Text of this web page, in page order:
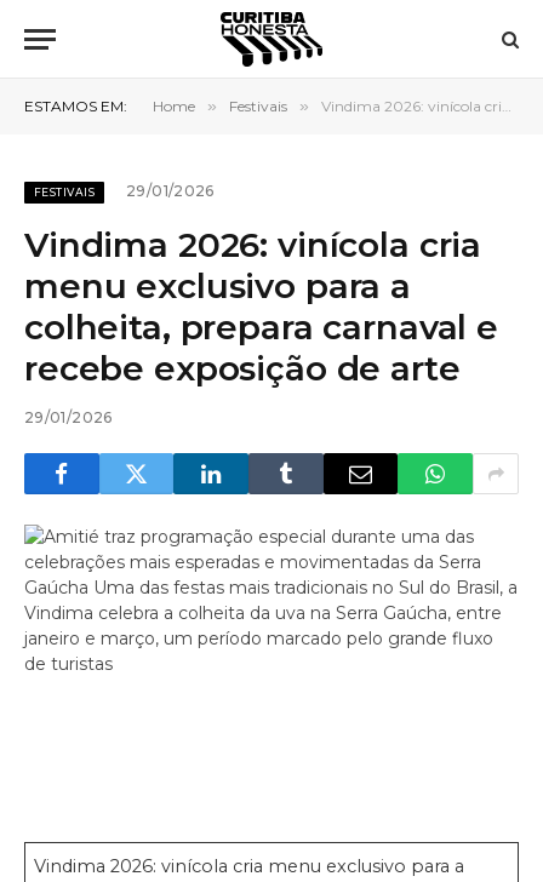
ESTAMOS EM: Home » Festivais » Vindima 2026: vinícola cria menu exclusivo para a colheita, prepara carnaval e recebe exposição de arte
FESTIVAIS 29/01/2026
Vindima 2026: vinícola cria
menu exclusivo para a
colheita, prepara carnaval e
recebe exposição de arte
29/01/2026
Vindima 2026: vinícola cria menu exclusivo para a